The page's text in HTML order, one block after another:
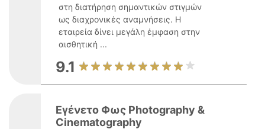
στη διατήρηση σημαντικών στιγμών
ως διαχρονικές αναμνήσεις. Η
εταιρεία δίνει μεγάλη έμφαση στην
αισθητική ...
9.1
Εγένετο Φως Photography &
Cinematography